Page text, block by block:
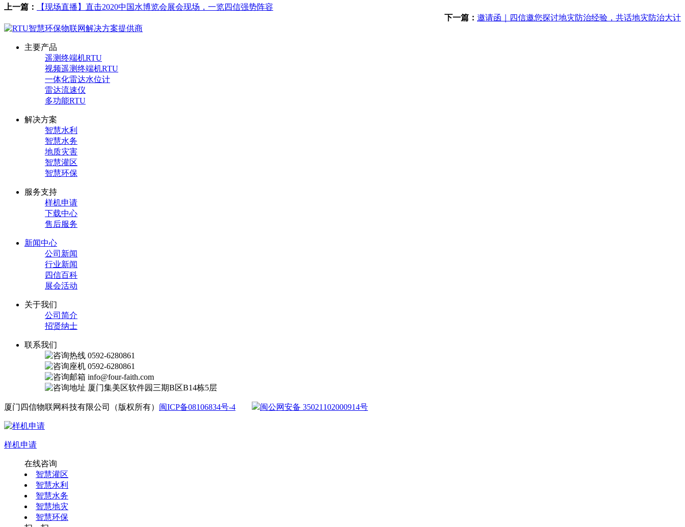
上一篇：
【现场直播】直击2020中国水博览会展会现场，一览四信强势阵容
下一篇： 邀请函｜四信邀您探讨地灾防治经验，共话地灾防治大计
主要产品
遥测终端机RTU
视频遥测终端机RTU
一体化雷达水位计
雷达流速仪
多功能RTU
解决方案
智慧水利
智慧水务
地质灾害
智慧灌区
智慧环保
服务支持
样机申请
下载中心
售后服务
新闻中心
公司新闻
行业新闻
四信百科
展会活动
关于我们
公司简介
招贤纳士
联系我们
0592-6280861
0592-6280861
info@four-faith.com
厦门集美区软件园三期B区B14栋5层
厦门四信物联网科技有限公司（版权所有） 闽ICP备08106834号-4 闽公网安备 35021102000914号
样机申请
在线咨询
智慧灌区
智慧水利
智慧水务
智慧地灾
智慧环保